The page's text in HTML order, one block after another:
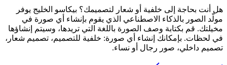
هل أنت بحاجة إلى خلفية أو شعار لتصميمك؟ بيكاسو الخليج يوفر
مولّد الصور بالذكاء الاصطناعي الذي يقوم بإنشاء أي صورة في
مخيلتك. قم بكتابة وصف الصورة باللغة التي تريدها، وسيتم إنشاؤها
في لحظات. بإمكانك إنشاء أي صورة: خلفية للتصميم، تصميم شعار،
تصميم داخلي، صور رجال أو نساء.